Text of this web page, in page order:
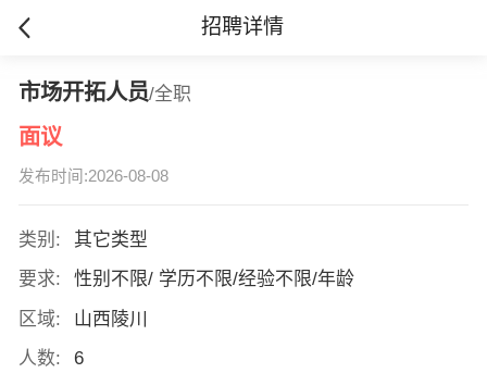
招聘详情
市场开拓人员/全职
面议
发布时间:2026-08-08
类别:
其它类型
要求:
性别不限/ 学历不限/经验不限/年龄
区域:
山西陵川
人数:
6